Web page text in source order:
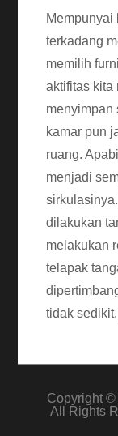
Mempunyai
terkadang
memilih
aktifitas kita
menyimpan
kamar pun
ruang.
menjadi
dilakukan
melakukan
telapak
tidak
Copyright ©
All Rights